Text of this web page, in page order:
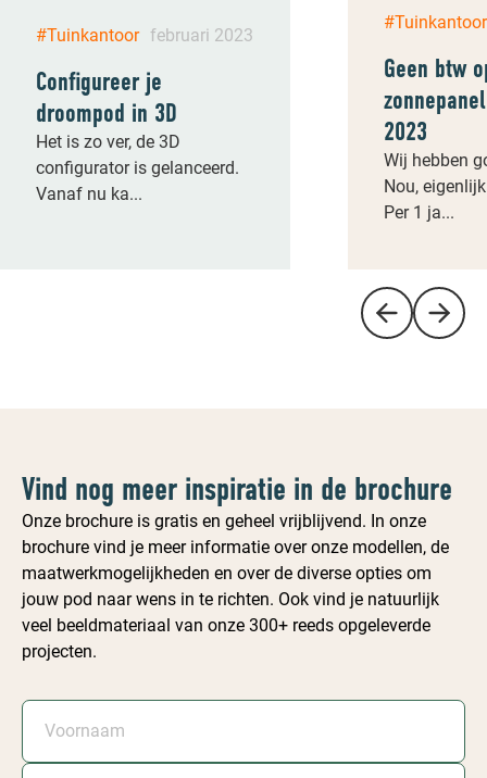
#Tuinkantoor februari 2023
Configureer je
droompod in 3D
Het is zo ver, de 3D
configurator is gelanceerd.
Vanaf nu ka...
#Tuinkantoor
Geen btw
2023
Wij hebben
Nou,
Per 1 ja...
Vind nog meer inspiratie in de brochure
Onze brochure is gratis en geheel vrijblijvend. In onze
brochure vind je meer informatie over onze modellen, de
maatwerkmogelijkheden en over de diverse opties om
jouw pod naar wens in te richten. Ook vind je natuurlijk
veel beeldmateriaal van onze 300+ reeds opgeleverde
projecten.
Voornaam